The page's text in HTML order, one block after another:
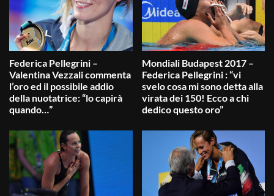
Federica Pellegrini –
Valentina Vezzali commenta
l’oro ed il possibile addio
della nuotatrice: “lo capirà
quando…”
Mondiali Budapest 2017 –
Federica Pellegrini : “vi
svelo cosa mi sono detta alla
virata dei 150! Ecco a chi
dedico questo oro”